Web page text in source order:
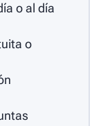
o al día
o